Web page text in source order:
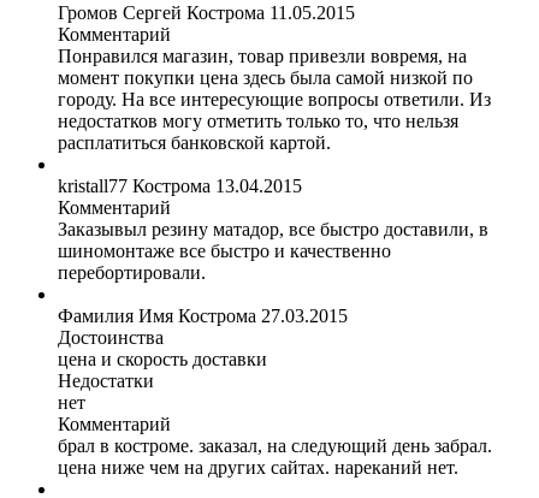
Громов Сергей Кострома 11.05.2015
Комментарий
Понравился магазин, товар привезли вовремя, на
момент покупки цена здесь была самой низкой по
городу. На все интересующие вопросы ответили. Из
недостатков могу отметить только то, что нельзя
расплатиться банковской картой.
kristall77 Кострома 13.04.2015
Комментарий
Заказывыл резину матадор, все быстро доставили, в
шиномонтаже все быстро и качественно
перебортировали.
Фамилия Имя Кострома 27.03.2015
Достоинства
цена и скорость доставки
Недостатки
нет
Комментарий
брал в костроме. заказал, на следующий день забрал.
цена ниже чем на других сайтах. нареканий нет.